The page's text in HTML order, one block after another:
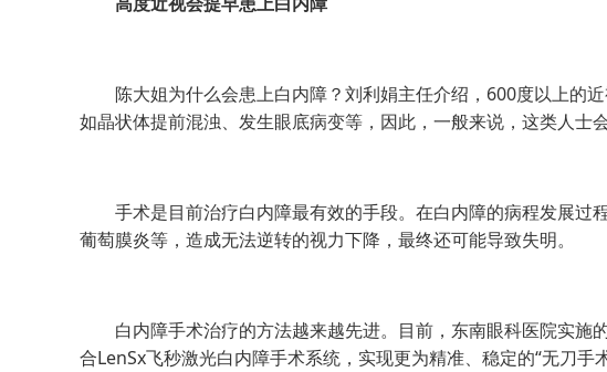
陈大姐为什么会患上白内障？刘利娟主任介绍，600度以上的
如晶状体提前混浊、发生眼底病变等，因此，一般来说，这类人士
手术是目前治疗白内障最有效的手段。在白内障的病程发展过
葡萄膜炎等，造成无法逆转的视力下降，最终还可能导致失明。
白内障手术治疗的方法越来越先进。目前，东南眼科医院实施
合LenSx飞秒激光白内障手术系统，实现更为精准、稳定的“无刀